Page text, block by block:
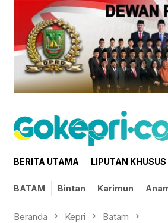
BERITA UTAMA LIPUTAN KHUSUS
BATAM Bintan Karimun
Beranda Kepri Batam